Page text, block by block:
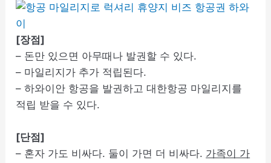
[장점]
– 돈만 있으면 아무때나 발권할 수 있다.
– 마일리지가 추가 적립된다.
– 하와이안 항공을 발권하고 대한항공 마일리지를
적립 받을 수 있다.
[단점]
– 혼자 가도 비싸다. 둘이 가면 더 비싸다. 가족이 가